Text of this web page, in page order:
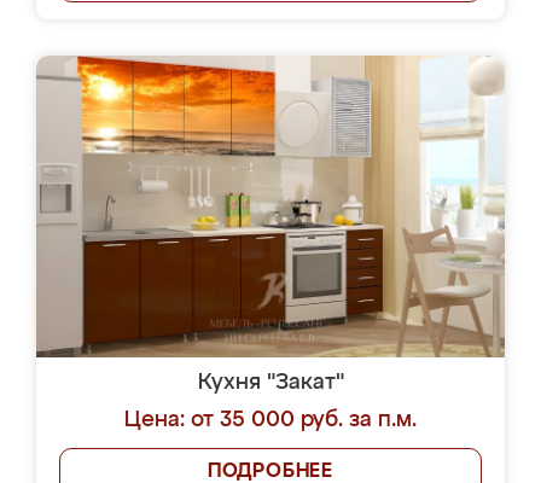
Кухня "Закат"
Цена: от 35 000 руб. за п.м.
ПОДРОБНЕЕ